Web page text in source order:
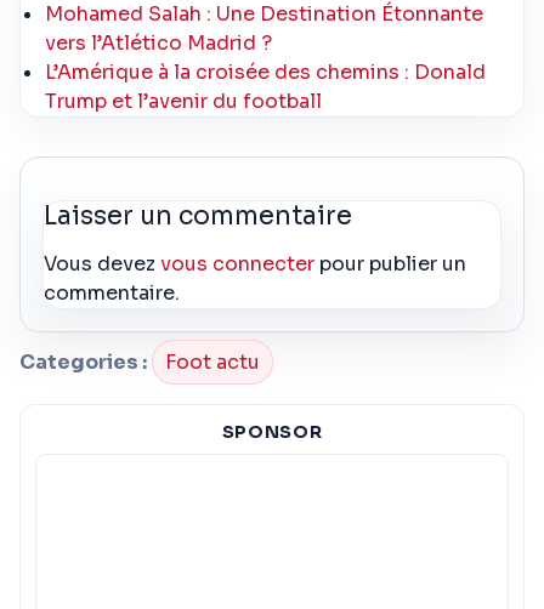
Mohamed Salah : Une Destination Étonnante
vers l’Atlético Madrid ?
L’Amérique à la croisée des chemins : Donald
Trump et l’avenir du football
Laisser un commentaire
Vous devezvous connecter pour publier un
commentaire.
Categories : Foot actu
SPONSOR